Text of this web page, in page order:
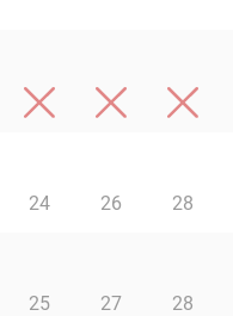
24 26 28
25 27 28